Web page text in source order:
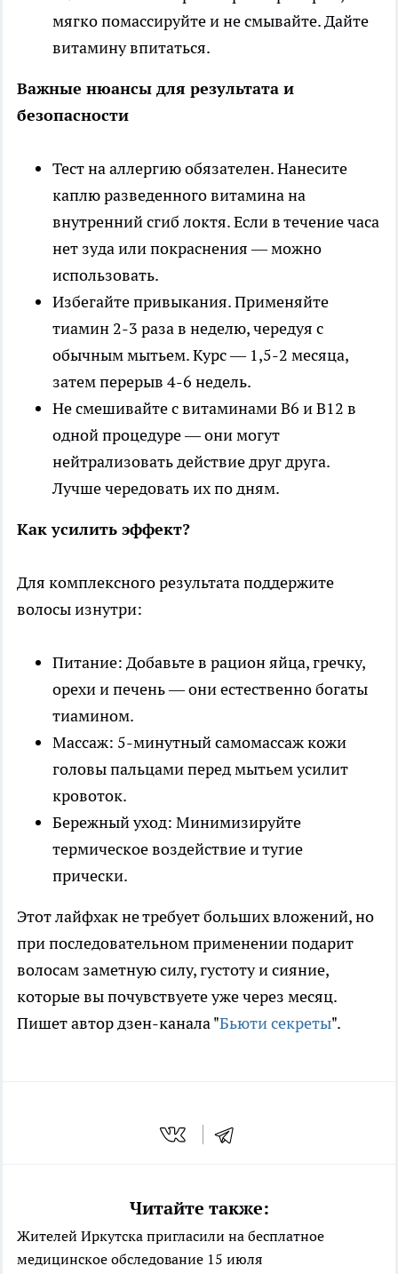
мягко помассируйте и не смывайте. Дайте
витамину впитаться.
Важные нюансы для результата и
безопасности
Тест на аллергию обязателен. Нанесите
каплю разведенного витамина на
внутренний сгиб локтя. Если в течение часа
нет зуда или покраснения — можно
использовать.
Избегайте привыкания. Применяйте
тиамин 2-3 раза в неделю, чередуя с
обычным мытьем. Курс — 1,5-2 месяца,
затем перерыв 4-6 недель.
Не смешивайте с витаминами В6 и В12 в
одной процедуре — они могут
нейтрализовать действие друг друга.
Лучше чередовать их по дням.
Как усилить эффект?
Для комплексного результата поддержите
волосы изнутри:
Питание: Добавьте в рацион яйца, гречку,
орехи и печень — они естественно богаты
тиамином.
Массаж: 5-минутный самомассаж кожи
головы пальцами перед мытьем усилит
кровоток.
Бережный уход: Минимизируйте
термическое воздействие и тугие
прически.
Этот лайфхак не требует больших вложений, но
при последовательном применении подарит
волосам заметную силу, густоту и сияние,
которые вы почувствуете уже через месяц.
Пишет автор дзен-канала "Бьюти секреты".
Читайте также:
Жителей Иркутска пригласили на бесплатное
медицинское обследование 15 июля